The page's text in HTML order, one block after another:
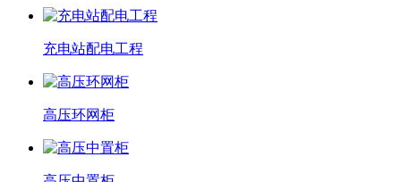
充电站配电工程
高压环网柜